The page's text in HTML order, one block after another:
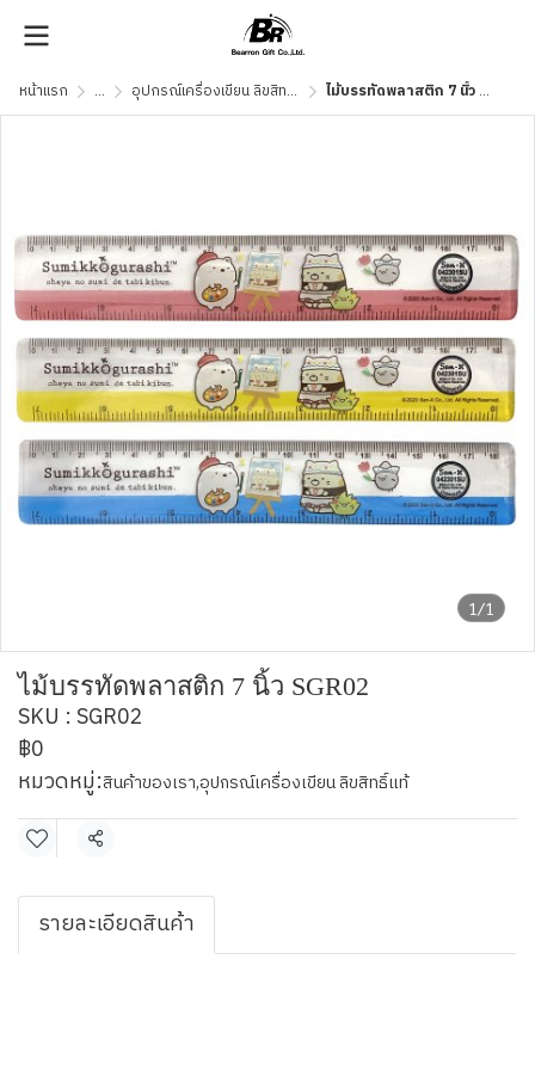
หน้าแรก ... อุปกรณ์เครื่องเขียน ลิขสิทธิ์แท้ ไม้บรรทัดพลาสติก 7 นิ้ว SGR02
1/1
ไม้บรรทัดพลาสติก 7 นิ้ว SGR02
SKU : SGR02
฿0
หมวดหมู่:สินค้าของเรา,อุปกรณ์เครื่องเขียน ลิขสิทธิ์แท้
แชร์
รายละเอียดสินค้า